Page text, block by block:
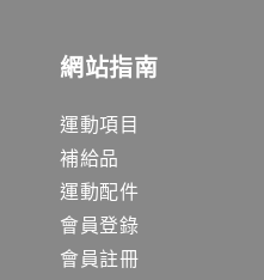
網站指南
運動項目
補給品
運動配件
會員登錄
會員註冊